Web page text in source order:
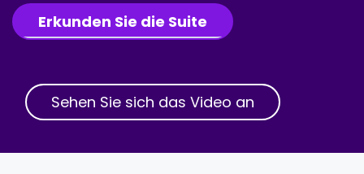
Erkunden Sie die Suite
Sehen Sie sich das Video an